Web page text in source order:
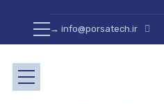
info@porsatech.ir →